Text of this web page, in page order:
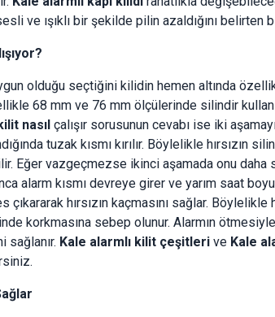
ve ışıklı bir şekilde pilin azaldığını belirten
olduğu seçtiğini kilidin hemen altında
68 mm ve 76 mm ölçülerinde silindir
nasıl çalışır sorusunun cevabı ise iki
tuzak kısmı kırılır. Böylelikle hırsızın
Eğer vazgeçmezse ikinci aşamada onu daha
alarm kısmı devreye girer ve yarım saat
hırsızın kaçmasını sağlar. Böylelikle
korkmasına sebep olunur. Alarmın
sağlanır. Kale alarmlı kilit çeşitleri ve Kale